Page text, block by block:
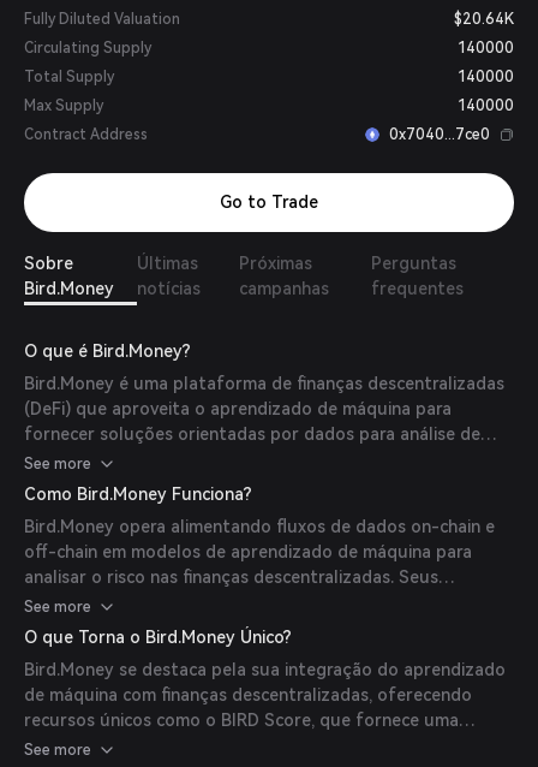
Fully Diluted Valuation
$20.64K
Circulating Supply
140000
Total Supply
140000
Max Supply
140000
Contract Address
0x7040...7ce0
Go to Trade
Sobre
Bird.Money
Últimas
notícias
Próximas
campanhas
Perguntas
frequentes
O que é Bird.Money?
Bird.Money é uma plataforma de finanças descentralizadas
(DeFi) que aproveita o aprendizado de máquina para
fornecer soluções orientadas por dados para análise de
risco no espaço DeFi. Oferece uma suíte de produtos e
serviços analíticos, incluindo o Blockchain Individualized Risk
of Default (BIRD) Score, que é a primeira pontuação de
crédito DeFi baseada na previsão estatística de
inadimplência de empréstimos. Esta pontuação é criada
usando métodos avançados de aprendizado de máquina e é
disponibilizada para protocolos de empréstimo como uma
classificação simples e acessível. Bird.Money tem como
objetivo capacitar desenvolvedores de dApps a criar a
experiência do usuário Web3.0 do futuro, desenvolvendo
produtos de previsão por aprendizado de máquina ao nível
See more
Como Bird.Money Funciona?
Bird.Money opera alimentando fluxos de dados on-chain e
off-chain em modelos de aprendizado de máquina para
analisar o risco nas finanças descentralizadas. Seus
produtos analíticos são acessíveis via oráculos
descentralizados, permitindo que desenvolvedores
integrem soluções DeFi individualizadas adaptadas a cada
usuário. Por exemplo, desenvolvedores podem oferecer
empréstimos DeFi variáveis ou termos de investimento em
launchpad baseados na análise da Bird dos
comportamentos passados de uma carteira e fluxos de
See more
O que Torna o Bird.Money Único?
Bird.Money se destaca pela sua integração do aprendizado
de máquina com finanças descentralizadas, oferecendo
recursos únicos como o BIRD Score, que fornece uma
pontuação de crédito DeFi baseada na previsão estatística
See more